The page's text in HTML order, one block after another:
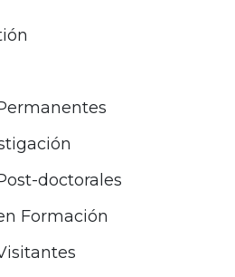
doctorales
Formación